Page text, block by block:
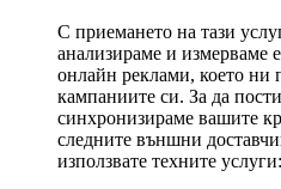
С приемането на тази
анализираме и измерваме
онлайн реклами, което ни
кампаниите си. За да
синхронизираме вашите
следните външни
използвате техните услуги: